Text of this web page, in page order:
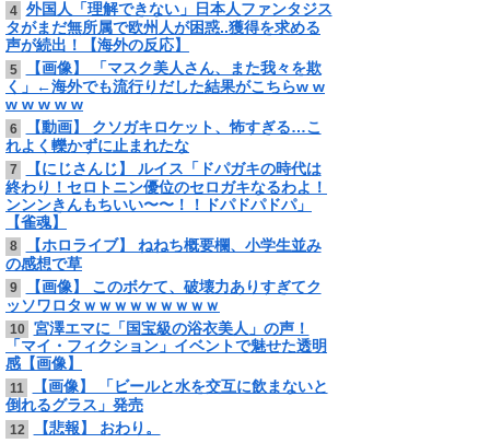
4 外国人「理解できない」日本人ファンタジス
タがまだ無所属で欧州人が困惑..獲得を求める
声が続出！【海外の反応】
5
【画像】 「マスク美人さん、また我々を欺
く」←海外でも流行りだした結果がこちらw w
w w w w w
6
【動画】 クソガキロケット、怖すぎる…こ
れよく轢かずに止まれたな
7
【にじさんじ】 ルイス「ドパガキの時代は
終わり！セロトニン優位のセロガキなるわよ！
ンンンきんもちいい〜〜！！ドパドパドパ」
【雀魂】
8
【ホロライブ】 ねねち概要欄、小学生並み
の感想で草
9
【画像】 このボケて、破壊力ありすぎてク
ッソワロタｗｗｗｗｗｗｗｗｗ
10 宮澤エマに「国宝級の浴衣美人」の声！
「マイ・フィクション」イベントで魅せた透明
感【画像】
11
【画像】 「ビールと水を交互に飲まないと
倒れるグラス」発売
12 【悲報】 おわり。